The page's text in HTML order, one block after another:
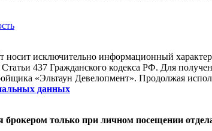
исключительно информационный
437 Гражданского кодекса РФ. Для
«Эльтаун Девелопмент». Продолжая
данных
только при личном посещении